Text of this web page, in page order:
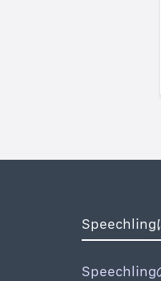
Speechling
Speechling